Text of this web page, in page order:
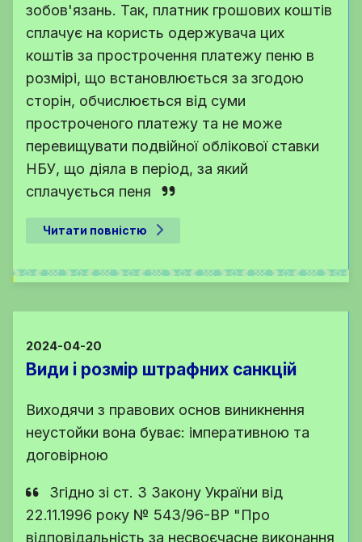
зобов'язань. Так, платник грошових коштів
сплачує на користь одержувача цих
коштів за прострочення платежу пеню в
розмірі, що встановлюється за згодою
сторін, обчислюється від суми
простроченого платежу та не може
перевищувати подвійної облікової ставки
НБУ, що діяла в період, за який
сплачується пеня
Читати повністю
2024-04-20
Види і розмір штрафних санкцій
Виходячи з правових основ виникнення
неустойки вона буває: імперативною та
договірною
Згідно зі ст. 3 Закону України від
22.11.1996 року № 543/96-ВР "Про
відповідальність за несвоєчасне виконання